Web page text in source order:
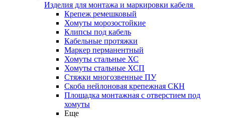
Изделия для монтажа и маркировки кабеля
Крепеж ремешковый
Хомуты морозостойкие
Клипсы под кабель
Кабельные протяжки
Маркер перманентный
Хомуты стальные ХС
Хомуты стальные ХСП
Стяжки многозвенные ПУ
Скоба нейлоновая крепежная СКН
Площадка монтажная с отверстием под
хомуты
Еще